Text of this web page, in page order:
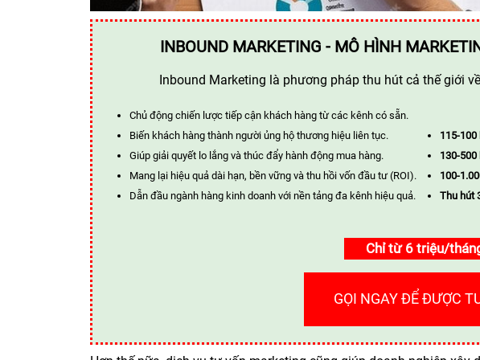
INBOUND MARKETING - MÔ HÌNH
Inbound Marketing là phương pháp thu hút cả thế giới
Chủ động chiến lược tiếp cận khách hàng từ các kênh có sẵn.
Biến khách hàng thành người ủng hộ thương hiệu liên tục.
Giúp giải quyết lo lắng và thúc đẩy hành động mua hàng.
Mang lại hiệu quả dài hạn, bền vững và thu hồi vốn đầu tư (ROI).
Dẫn đầu ngành hàng kinh doanh với nền tảng đa kênh hiệu quả.
115-100
130-500
100-
Thu hút
Chỉ từ 6 triệu/
GỌI NGAY ĐỂ ĐƯỢC